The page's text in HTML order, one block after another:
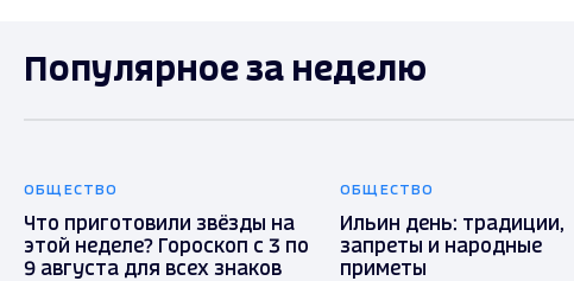
Популярное за неделю
ОБЩЕСТВО
Что приготовили звёзды на
этой неделе? Гороскоп с 3 по
9 августа для всех знаков
ОБЩЕСТВО
Ильин день: традиции,
запреты и народные
приметы